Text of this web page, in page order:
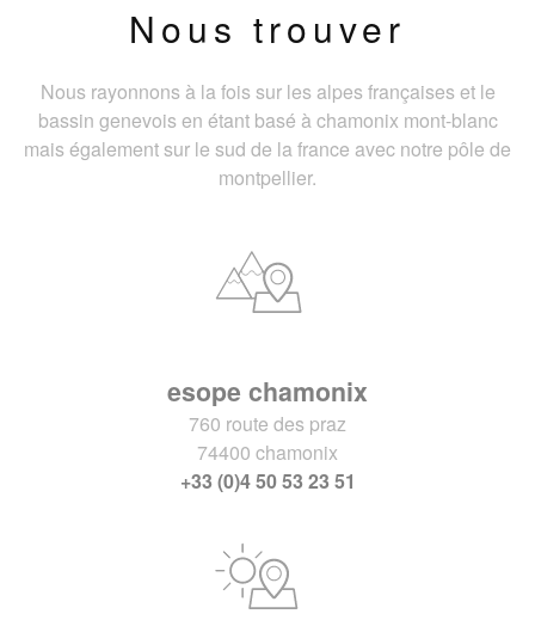
Nous trouver
Nous rayonnons à la fois sur les alpes françaises et le
bassin genevois en étant basé à chamonix mont-blanc
mais également sur le sud de la france avec notre pôle de
montpellier.
esope chamonix
760 route des praz
74400 chamonix
+33 (0)4 50 53 23 51